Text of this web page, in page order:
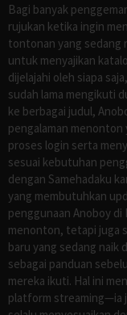
Bagi banyak
rujukan ketika ingin
tontonan yang sedang
untuk menyajikan
dijelajahi oleh siapa
sudah lama mengikuti
ke berbagai judul,
pengalaman
proses login serta
sesuai kebutuhan
dengan Samehadaku
yang membutuhkan
penggunaan Anoboy
menonton, tetapi juga
baru yang sedang naik
sebagai panduan
mereka ikuti. Hal ini
platform streaming—ia